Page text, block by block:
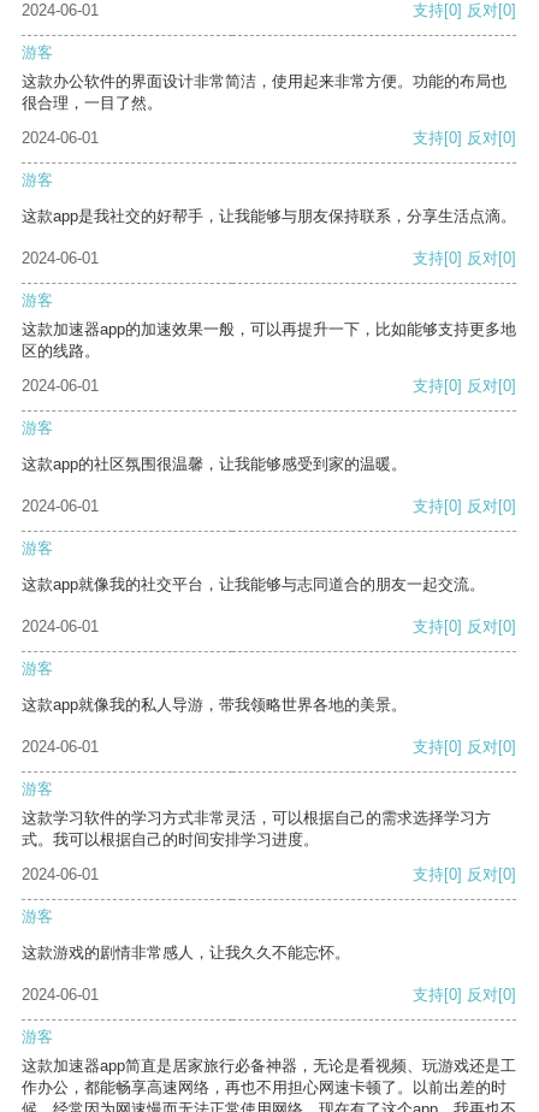
2024-06-01 支持[0] 反对[0]
游客
这款办公软件的界面设计非常简洁，使用起来非常方便。功能的布局也
很合理，一目了然。
2024-06-01
支持[0] 反对[0]
游客
这款app是我社交的好帮手，让我能够与朋友保持联系，分享生活点滴。
2024-06-01 支持[0] 反对[0]
游客
这款加速器app的加速效果一般，可以再提升一下，比如能够支持更多地
区的线路。
2024-06-01
支持[0] 反对[0]
游客
这款app的社区氛围很温馨，让我能够感受到家的温暖。
2024-06-01 支持[0] 反对[0]
游客
这款app就像我的社交平台，让我能够与志同道合的朋友一起交流。
2024-06-01 支持[0] 反对[0]
游客
这款app就像我的私人导游，带我领略世界各地的美景。
2024-06-01 支持[0] 反对[0]
游客
这款学习软件的学习方式非常灵活，可以根据自己的需求选择学习方
式。我可以根据自己的时间安排学习进度。
2024-06-01
支持[0] 反对[0]
游客
这款游戏的剧情非常感人，让我久久不能忘怀。
2024-06-01 支持[0] 反对[0]
游客
这款加速器app简直是居家旅行必备神器，无论是看视频、玩游戏还是工
作办公，都能畅享高速网络，再也不用担心网速卡顿了。以前出差的时